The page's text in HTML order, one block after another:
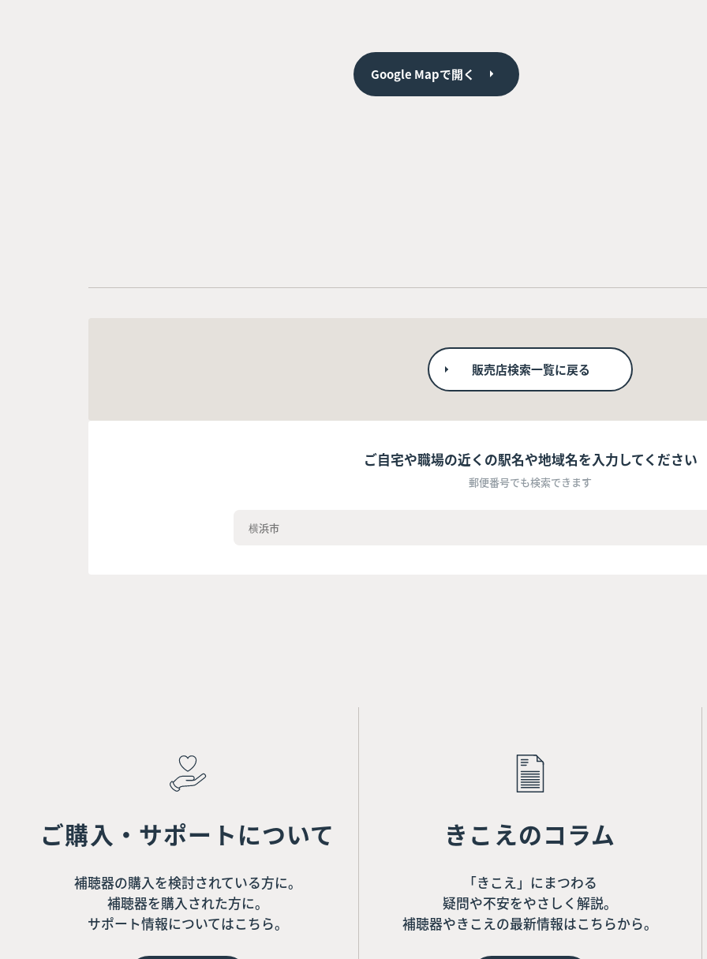
Google Mapで開く
販売店検索一覧に戻る
ご自宅や職場の近くの駅名や地域名を入力してください
郵便番号でも検索できます
ご購入・サポートについて
補聴器の購入を検討されている方に。
補聴器を購入された方に。
サポート情報についてはこちら。
きこえのコラム
「きこえ」にまつわる
疑問や不安をやさしく解説。
補聴器やきこえの最新情報はこちらから。